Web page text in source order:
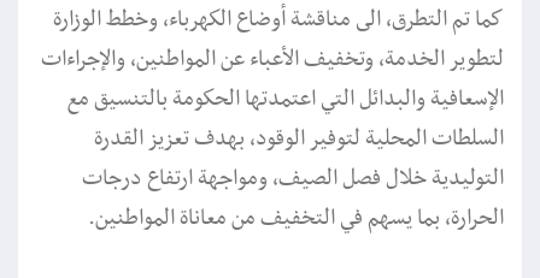
كما تم التطرق، الى مناقشة أوضاع الكهرباء، وخطط الوزارة
لتطوير الخدمة، وتخفيف الأعباء عن المواطنين، والإجراءات
الإسعافية والبدائل التي اعتمدتها الحكومة بالتنسيق مع
السلطات المحلية لتوفير الوقود، بهدف تعزيز القدرة
التوليدية خلال فصل الصيف، ومواجهة ارتفاع درجات
الحرارة، بما يسهم في التخفيف من معاناة المواطنين.